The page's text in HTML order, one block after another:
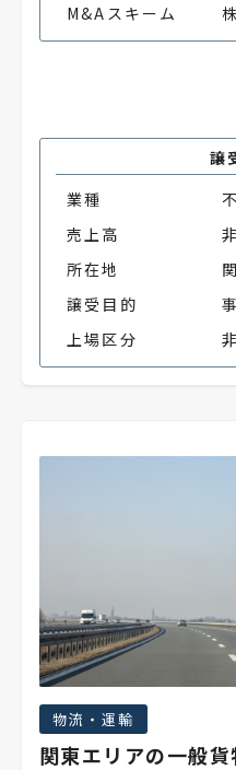
M&Aスキーム
譲
業種
売上高
所在地
譲受目的
上場区分
物流・運輸
関東エリアの一般